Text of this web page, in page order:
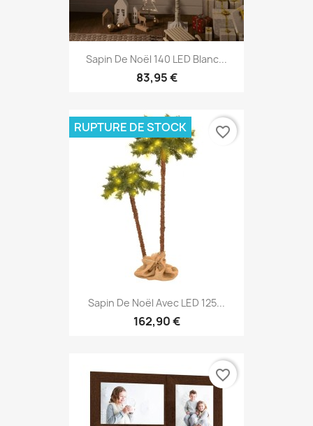
Sapin De Noël 140 LED Blanc...
83,95 €
Sapin De Noël Avec LED 125...
162,90 €
RUPTURE DE STOCK favorite_border
favorite_border